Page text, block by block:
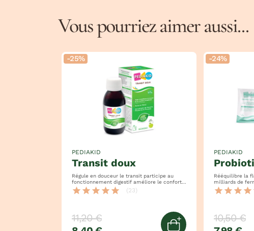
Vous pourriez aimer aussi...
-25%
transit doux
PEDIAKID
Régule en douceur le transit participe au
fonctionnement digestif améliore le confort
intestinal
star star star star star (23)
11,20 €
-24%
PEDIAKID
Rééquilibre la flore
milliards de
soutient
star star star star
10,50 €